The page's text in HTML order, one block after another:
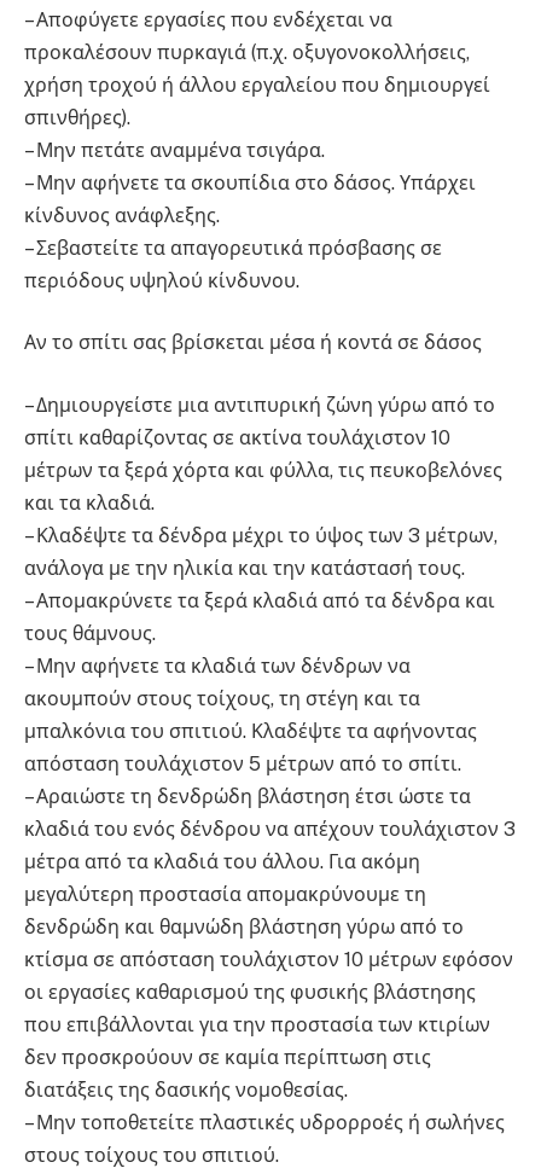
– Αποφύγετε εργασίες που ενδέχεται να
προκαλέσουν πυρκαγιά (π.χ. οξυγονοκολλήσεις,
χρήση τροχού ή άλλου εργαλείου που δημιουργεί
σπινθήρες).
– Μην πετάτε αναμμένα τσιγάρα.
– Μην αφήνετε τα σκουπίδια στο δάσος. Υπάρχει
κίνδυνος ανάφλεξης.
– Σεβαστείτε τα απαγορευτικά πρόσβασης σε
περιόδους υψηλού κίνδυνου.
Αν το σπίτι σας βρίσκεται μέσα ή κοντά σε δάσος
– Δημιουργείστε μια αντιπυρική ζώνη γύρω από το
σπίτι καθαρίζοντας σε ακτίνα τουλάχιστον 10
μέτρων τα ξερά χόρτα και φύλλα, τις πευκοβελόνες
και τα κλαδιά.
– Κλαδέψτε τα δένδρα μέχρι το ύψος των 3 μέτρων,
ανάλογα με την ηλικία και την κατάστασή τους.
– Απομακρύνετε τα ξερά κλαδιά από τα δένδρα και
τους θάμνους.
– Μην αφήνετε τα κλαδιά των δένδρων να
ακουμπούν στους τοίχους, τη στέγη και τα
μπαλκόνια του σπιτιού. Κλαδέψτε τα αφήνοντας
απόσταση τουλάχιστον 5 μέτρων από το σπίτι.
– Αραιώστε τη δενδρώδη βλάστηση έτσι ώστε τα
κλαδιά του ενός δένδρου να απέχουν τουλάχιστον 3
μέτρα από τα κλαδιά του άλλου. Για ακόμη
μεγαλύτερη προστασία απομακρύνουμε τη
δενδρώδη και θαμνώδη βλάστηση γύρω από το
κτίσμα σε απόσταση τουλάχιστον 10 μέτρων εφόσον
οι εργασίες καθαρισμού της φυσικής βλάστησης
που επιβάλλονται για την προστασία των κτιρίων
δεν προσκρούουν σε καμία περίπτωση στις
διατάξεις της δασικής νομοθεσίας.
– Μην τοποθετείτε πλαστικές υδρορροές ή σωλήνες
στους τοίχους του σπιτιού.